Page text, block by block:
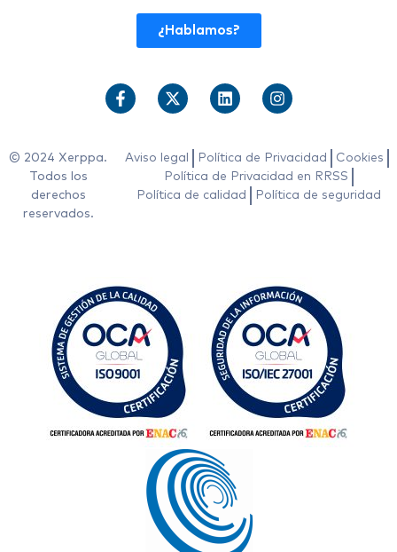
¿Hablamos?
© 2024 Xerppa.
Todos los
derechos
reservados.
Aviso legal Política de Privacidad
Cookies
Política de Privacidad en RRSS
Política de calidad
Política de seguridad